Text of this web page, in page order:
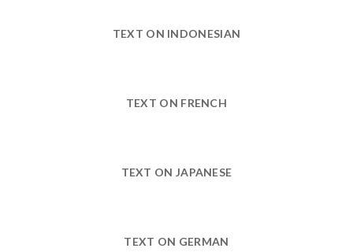
TEXT ON INDONESIAN
TEXT ON FRENCH
TEXT ON JAPANESE
TEXT ON GERMAN